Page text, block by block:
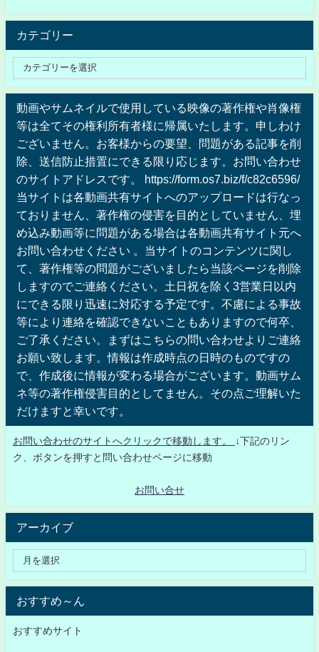
カテゴリー
動画やサムネイルで使用している映像の著作権や肖像権
等は全てその権利所有者様に帰属いたします。申しわけ
ございません。お客様からの要望、問題がある記事を削
除、送信防止措置にできる限り応じます。お問い合わせ
のサイトアドレスです。 https://form.os7.biz/f/c82c6596/
当サイトは各動画共有サイトへのアップロードは行なっ
ておりません、著作権の侵害を目的としていません、埋
め込み動画等に問題がある場合は各動画共有サイト元へ
お問い合わせください 。当サイトのコンテンツに関し
て、著作権等の問題がございましたら当該ページを削除
しますのでご連絡ください。土日祝を除く3営業日以内
にできる限り迅速に対応する予定です。不慮による事故
等により連絡を確認できないこともありますので何卒、
ご了承ください。まずはこちらの問い合わせよりご連絡
お願い致します。情報は作成時点の日時のものですの
で、作成後に情報が変わる場合がございます。動画サム
ネ等の著作権侵害目的としてません。その点ご理解いた
だけますと幸いです。
お問い合わせのサイトへクリックで移動します。
↓下記のリン
ク、ボタンを押すと問い合わせページに移動
お問い合せ
アーカイブ
おすすめ～ん
おすすめサイト